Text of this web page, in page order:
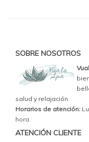
SOBRE NOSOTROS
salud y relajación.
Horarios de atención:
hora.
ATENCIÓN CLIENTE